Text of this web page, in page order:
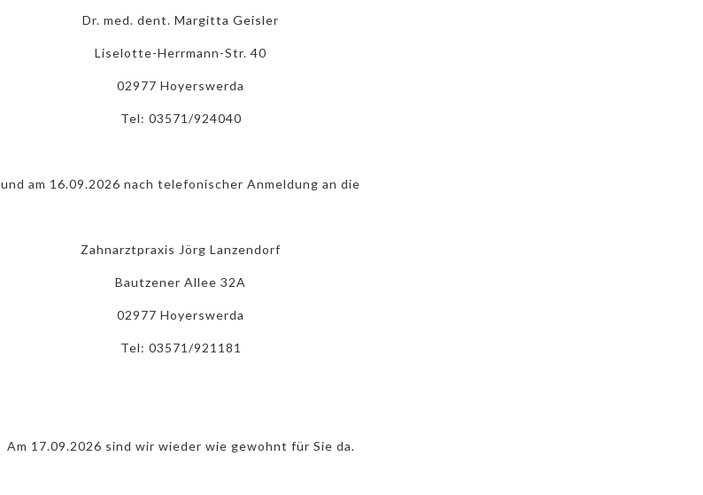
Dr. med. dent. Margitta Geisler
Liselotte-Herrmann-Str. 40
02977 Hoyerswerda
Tel: 03571/924040
und am 16.09.2026 nach telefonischer Anmeldung an die
Zahnarztpraxis Jörg Lanzendorf
Bautzener Allee 32A
02977 Hoyerswerda
Tel: 03571/921181
Am 17.09.2026 sind wir wieder wie gewohnt für Sie da.